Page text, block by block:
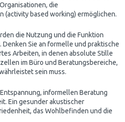
die
(activity based working) ermöglichen.
die Nutzung und die Funktion
Denken Sie an formelle und praktische
Arbeiten, in denen absolute Stille
im Büro und Beratungsbereiche,
sein muss.
informellen Beratung
Ein gesunder akustischer
das Wohlbefinden und die